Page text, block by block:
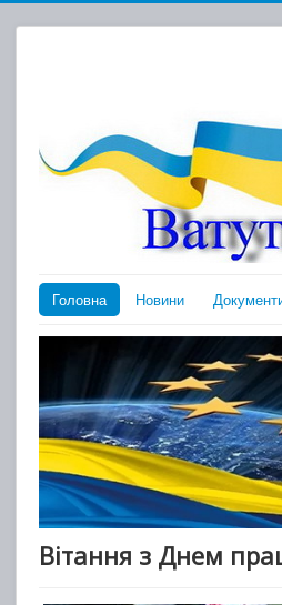
Головна Новини
Вітання з Днем